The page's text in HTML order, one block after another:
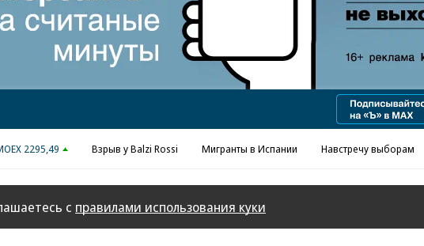
2295,49 Взрыв у Balzi Rossi Мигранты в Испании Навстречу выборам
с правилами использования куки